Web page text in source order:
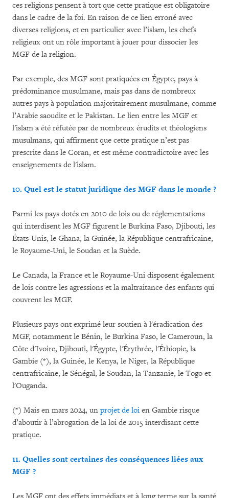
ces religions pensent à tort que cette pratique est obligatoire
dans le cadre de la foi. En raison de ce lien erroné avec
diverses religions, et en particulier avec l’islam, les chefs
religieux ont un rôle important à jouer pour dissocier les
MGF de la religion.
Par exemple, des MGF sont pratiquées en Égypte, pays à
prédominance musulmane, mais pas dans de nombreux
autres pays à population majoritairement musulmane, comme
l’Arabie saoudite et le Pakistan. Le lien entre les MGF et
l'islam a été réfutée par de nombreux érudits et théologiens
musulmans, qui affirment que cette pratique n’est pas
prescrite dans le Coran, et est même contradictoire avec les
enseignements de l'islam.
10. Quel est le statut juridique des MGF dans le monde ?
Parmi les pays dotés en 2010 de lois ou de réglementations
qui interdisent les MGF figurent le Burkina Faso, Djibouti, les
États-Unis, le Ghana, la Guinée, la République centrafricaine,
le Royaume-Uni, le Soudan et la Suède.
Le Canada, la France et le Royaume-Uni disposent également
de lois contre les agressions et la maltraitance des enfants qui
couvrent les MGF.
Plusieurs pays ont exprimé leur soutien à l'éradication des
MGF, notamment le Bénin, le Burkina Faso, le Cameroun, la
Côte d'Ivoire, Djibouti, l'Égypte, l'Érythrée, l'Éthiopie, la
Gambie (*), la Guinée, le Kenya, le Niger, la République
centrafricaine, le Sénégal, le Soudan, la Tanzanie, le Togo et
l'Ouganda.
(*) Mais en mars 2024, un projet de loi en Gambie risque
d’aboutir à l’abrogation de la loi de 2015 interdisant cette
pratique.
11. Quelles sont certaines des conséquences liées aux
MGF ?